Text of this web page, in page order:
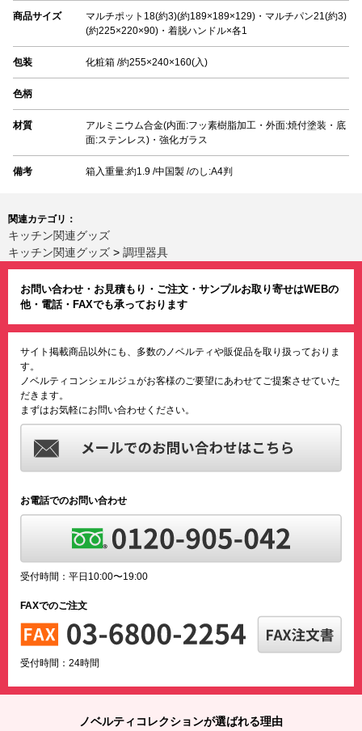
商品サイズ
マルチポット18(約3)(約189×189×129)・マルチパン21(約3)
(約225×220×90)・着脱ハンドル×各1
包装 化粧箱 /約255×240×160(入)
色柄
材質
アルミニウム合金(内面:フッ素樹脂加工・外面:焼付塗装・底
面:ステンレス)・強化ガラス
備考 箱入重量:約1.9 /中国製 /のし:A4判
関連カテゴリ：
キッチン関連グッズ
キッチン関連グッズ > 調理器具
お問い合わせ・お見積もり・ご注文・サンプルお取り寄せはWEBの
他・電話・FAXでも承っております
サイト掲載商品以外にも、多数のノベルティや販促品を取り扱っておりま
す。
ノベルティコンシェルジュがお客様のご要望にあわせてご提案させていた
だきます。
まずはお気軽にお問い合わせください。
お電話でのお問い合わせ
受付時間：平日10:00〜19:00
FAXでのご注文
受付時間：24時間
ノベルティコレクションが選ばれる理由